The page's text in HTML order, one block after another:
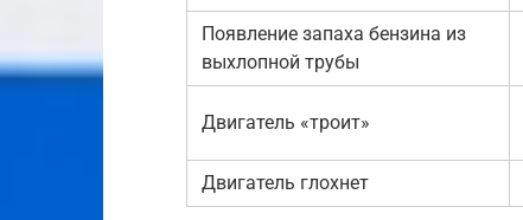
Появление запаха бензина из
выхлопной трубы
Двигатель «троит»
Двигатель глохнет